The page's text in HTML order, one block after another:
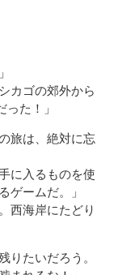
カゴの郊外から
た！」
旅は、絶対に忘
に入るものを使
ームだ。」
西海岸にたどり
りたいだろう。